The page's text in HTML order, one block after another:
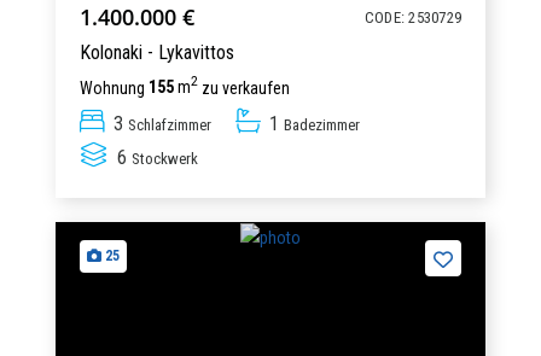
1.400.000 € CODE: 2530729
Kolonaki - Lykavittos
Wohnung 155m2 zu verkaufen
3 Schlafzimmer 1 Badezimmer
6 Stockwerk
25